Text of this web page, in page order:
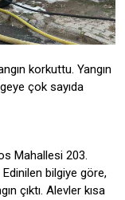
korkuttu. Yangın
çok sayıda
Mahallesi 203.
bilgiye göre,
çıktı. Alevler kısa